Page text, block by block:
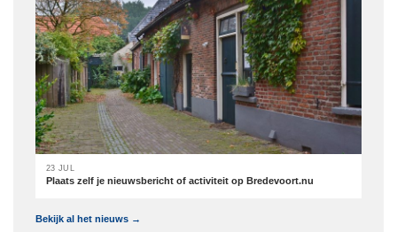
23 JUL
Plaats zelf je nieuwsbericht of activiteit op Bredevoort.nu
Bekijk al het nieuws →